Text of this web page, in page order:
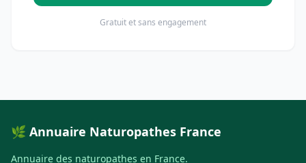
Gratuit et sans engagement
🌿 Annuaire Naturopathes France
Annuaire des naturopathes en France.